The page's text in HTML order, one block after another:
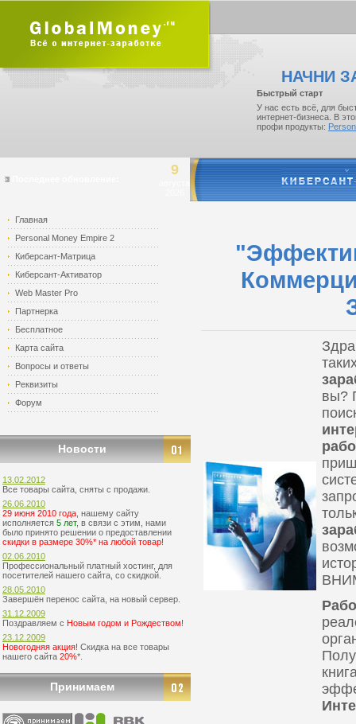
НАЧНИ
Быстрый старт
У нас есть всё, для
интернет-бизнеса. В
профи продукты:
9
Главная
Personal Money Empire 2
Киберсант-Матрица
Киберсант-Активатор
Web Master Pro
Партнерка
Бесплатное
Карта сайта
Вопросы и ответы
Реквизиты
Форум
Новости
13.02.2012
Все товары сайта, сняты с продажи.
26.06.2010
29 июня 2010 года , нашему сайту
исполняется 5 лет, в связи с этим, нами
было принято решении о предоставлении
скидки в размере 30%* на любой товар!
02.06.2010
Профессиональный платный хостинг, для
посетителей нашего сайта, со скидкой.
28.05.2010
Завершён перенос сайта, на новый сервер.
31.12.2009
Поздравляем с Новым годом и Рождеством!
23.12.2009
Новогодняя акция! Скидка на все товары
нашего сайта 20%*.
Принимаем
вы?